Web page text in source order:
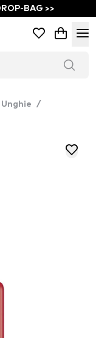
BAG >>
Unghie
/